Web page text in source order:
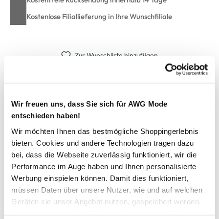
Wir freuen uns, dass Sie sich für AWG Mode
entschieden haben!
Wir möchten Ihnen das bestmögliche Shoppingerlebnis
bieten. Cookies und andere Technologien tragen dazu
bei, dass die Webseite zuverlässig funktioniert, wir die
Performance im Auge haben und Ihnen personalisierte
Werbung einspielen können. Damit dies funktioniert,
müssen Daten über unsere Nutzer, wie und auf welchen
Geräten sie unser Angebot nutzen, gespeichert werden.
Kostenlose Filiallieferung in Ihre Wunschfiliale
Zur Wunschliste hinzufügen
Weiches Kunstleder mit angenehmer Haptik
Strukturierte Oberfläche
Beidseitig mit Reißverschlusstasche
Rückseite ebenfallsmit Reißverschlusstasche
Langer verstellbarer Henkel mit Karabiner
Kurze Tragehenkel, auch mit praktischem Karabiner
Hauptfach mit durchgehendem Reißverschluss